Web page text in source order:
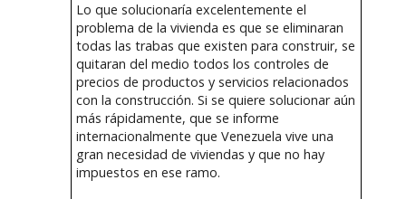
Lo que solucionaría excelentemente el
problema de la vivienda es que se eliminaran
todas las trabas que existen para construir, se
quitaran del medio todos los controles de
precios de productos y servicios relacionados
con la construcción. Si se quiere solucionar aún
más rápidamente, que se informe
internacionalmente que Venezuela vive una
gran necesidad de viviendas y que no hay
impuestos en ese ramo.